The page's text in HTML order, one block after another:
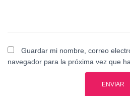
Guardar mi nombre, correo
navegador para la próxima vez que